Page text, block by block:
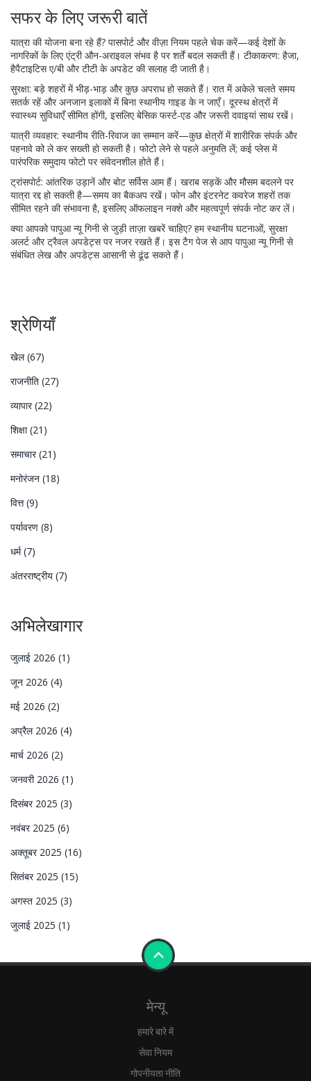
सफर के लिए जरूरी बातें
यात्रा की योजना बना रहे हैं? पासपोर्ट और वीज़ा नियम पहले चेक करें—कई देशों के
नागरिकों के लिए एंट्री औन-अराइवल संभव है पर शर्तें बदल सकती हैं। टीकाकरण: हैजा,
हैपैटाइटिस ए/बी और टीटी के अपडेट की सलाह दी जाती है।
सुरक्षा: बड़े शहरों में भीड़-भाड़ और कुछ अपराध हो सकते हैं। रात में अकेले चलते समय
सतर्क रहें और अनजान इलाकों में बिना स्थानीय गाइड के न जाएँ। दूरस्थ क्षेत्रों में
स्वास्थ्य सुविधाएँ सीमित होंगी, इसलिए बेसिक फर्स्ट-एड और जरूरी दवाइयां साथ रखें।
यात्री व्यवहार: स्थानीय रीति-रिवाज का सम्मान करें—कुछ क्षेत्रों में शारीरिक संपर्क और
पहनावे को ले कर सख्ती हो सकती है। फोटो लेने से पहले अनुमति लें; कई प्लेस में
पारंपरिक समुदाय फोटो पर संवेदनशील होते हैं।
ट्रांसपोर्ट: आंतरिक उड़ानें और बोट सर्विस आम हैं। खराब सड़कें और मौसम बदलने पर
यात्रा रद्द हो सकती है—समय का बैकअप रखें। फोन और इंटरनेट कवरेज शहरों तक
सीमित रहने की संभावना है, इसलिए ऑफलाइन नक्शे और महत्वपूर्ण संपर्क नोट कर लें।
क्या आपको पापुआ न्यू गिनी से जुड़ी ताज़ा खबरें चाहिए? हम स्थानीय घटनाओं, सुरक्षा
अलर्ट और ट्रैवल अपडेट्स पर नजर रखते हैं। इस टैग पेज से आप पापुआ न्यू गिनी से
संबंधित लेख और अपडेट्स आसानी से ढूंढ सकते हैं।
श्रेणियाँ
खेल(67)
राजनीति (27)
व्यापार(22)
शिक्षा(21)
समाचार(21)
मनोरंजन (18)
वित्त(9)
पर्यावरण (8)
धर्म(7)
अंतरराष्ट्रीय (7)
अभिलेखागार
जुलाई 2026 (1)
जून 2026 (4)
मई 2026 (2)
अप्रैल 2026 (4)
मार्च 2026 (2)
जनवरी 2026 (1)
दिसंबर 2025 (3)
नवंबर 2025 (6)
अक्तूबर 2025 (16)
सितंबर 2025 (15)
अगस्त 2025 (3)
जुलाई 2025 (1)
मेन्यू
हमारे बारे में
सेवा नियम
गोपनीयता नीति